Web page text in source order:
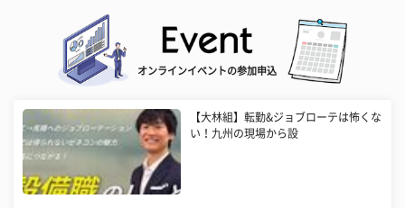
オンラインイベントの参加申込
【大林組】転勤&ジョブローテは怖くな
い！九州の現場から設